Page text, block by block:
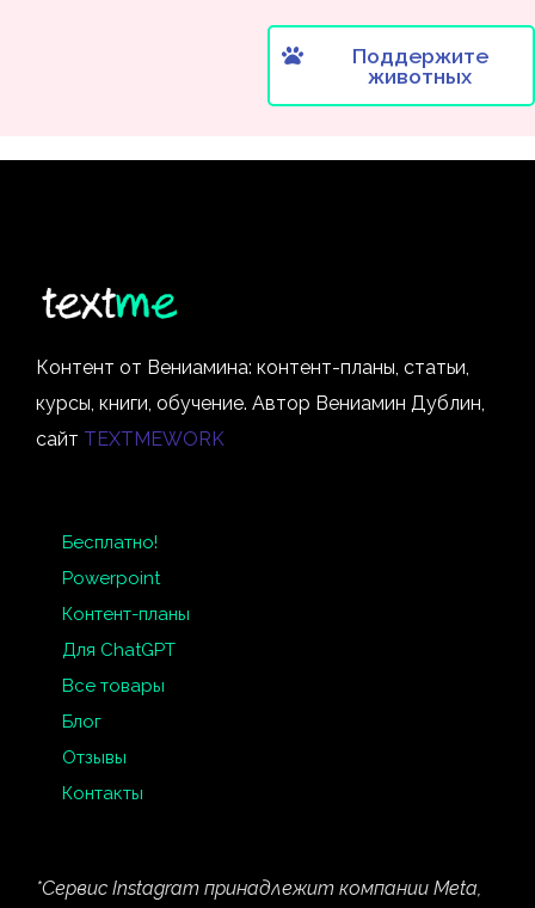
Поддержите
животных
Контент от Вениамина: контент-планы, статьи,
курсы, книги, обучение. Автор Вениамин Дублин,
сайт TEXTMEWORK
Бесплатно!
Powerpoint
Контент-планы
Для ChatGPT
Все товары
Блог
Отзывы
Контакты
*Сервис Instagram принадлежит компании Meta,